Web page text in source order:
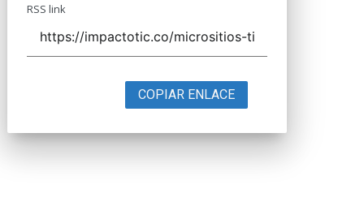
RSS link
COPIAR ENLACE